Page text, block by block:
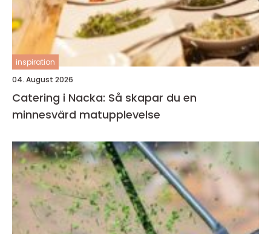
inspiration
04. August 2026
Catering i Nacka: Så skapar du en
minnesvärd matupplevelse